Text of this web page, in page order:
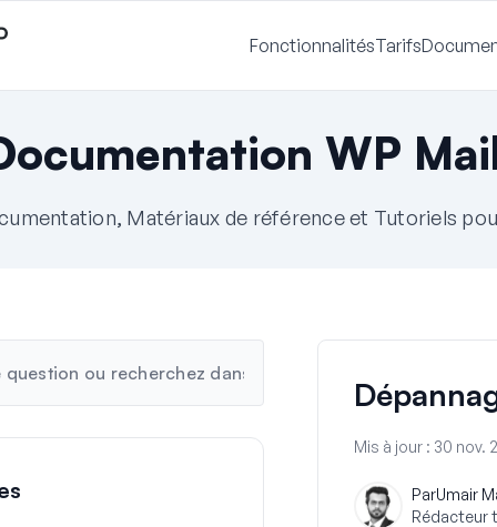
FonctionnalitésTarifs
WP
Matériaux de référence et Tutoriels
Mis à jour : 30 nov.
ParUmair
Rédacteur